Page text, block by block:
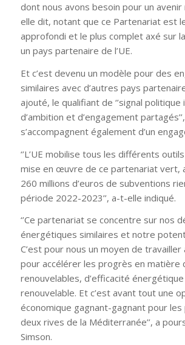
dont nous avons besoin pour un avenir
elle dit, notant que ce Partenariat est
approfondi et le plus complet axé sur
un pays partenaire de l’UE.
Et c’est devenu un modèle pour des
similaires avec d’autres pays
ajouté, le qualifiant de ‘’signal
d’ambition et d’engagement
s’accompagnent également d’un
‘’L’UE mobilise tous les différents
mise en œuvre de ce partenariat vert,
260 millions d’euros de subventions
période 2022-2023’’, a-t-elle indiqué.
‘’Ce partenariat se concentre sur nos
énergétiques similaires et notre
C’est pour nous un moyen de travailler
pour accélérer les progrès en matière
renouvelables, d’efficacité
renouvelable. Et c’est avant tout une
économique gagnant-gagnant pour
deux rives de la Méditerranée’’, a
Simson.